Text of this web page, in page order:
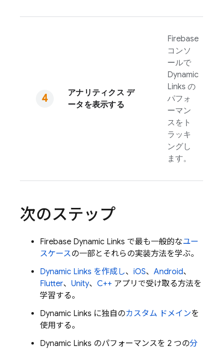
アナリティクス デ
ータを表示する
Firebase
コンソ
ールで
Dynamic
Links の
パフォ
ーマン
スをト
ラッキ
ングし
ます。
次のステップ
Firebase Dynamic Links で最も一般的なユー
スケースの一部とそれらの実装方法を学ぶ。
Dynamic Links を作成し、 iOS、 Android、
Flutter、 Unity、 C++ アプリで受け取る方法を
学習する。
Dynamic Links に独自のカスタム ドメインを
使用する。
Dynamic Links のパフォーマンスを 2 つの分